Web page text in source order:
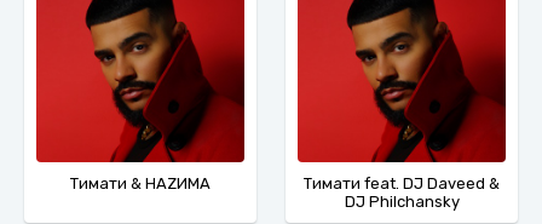
Тимати & НАZИМА
Тимати feat. DJ Daveed &
DJ Philchansky